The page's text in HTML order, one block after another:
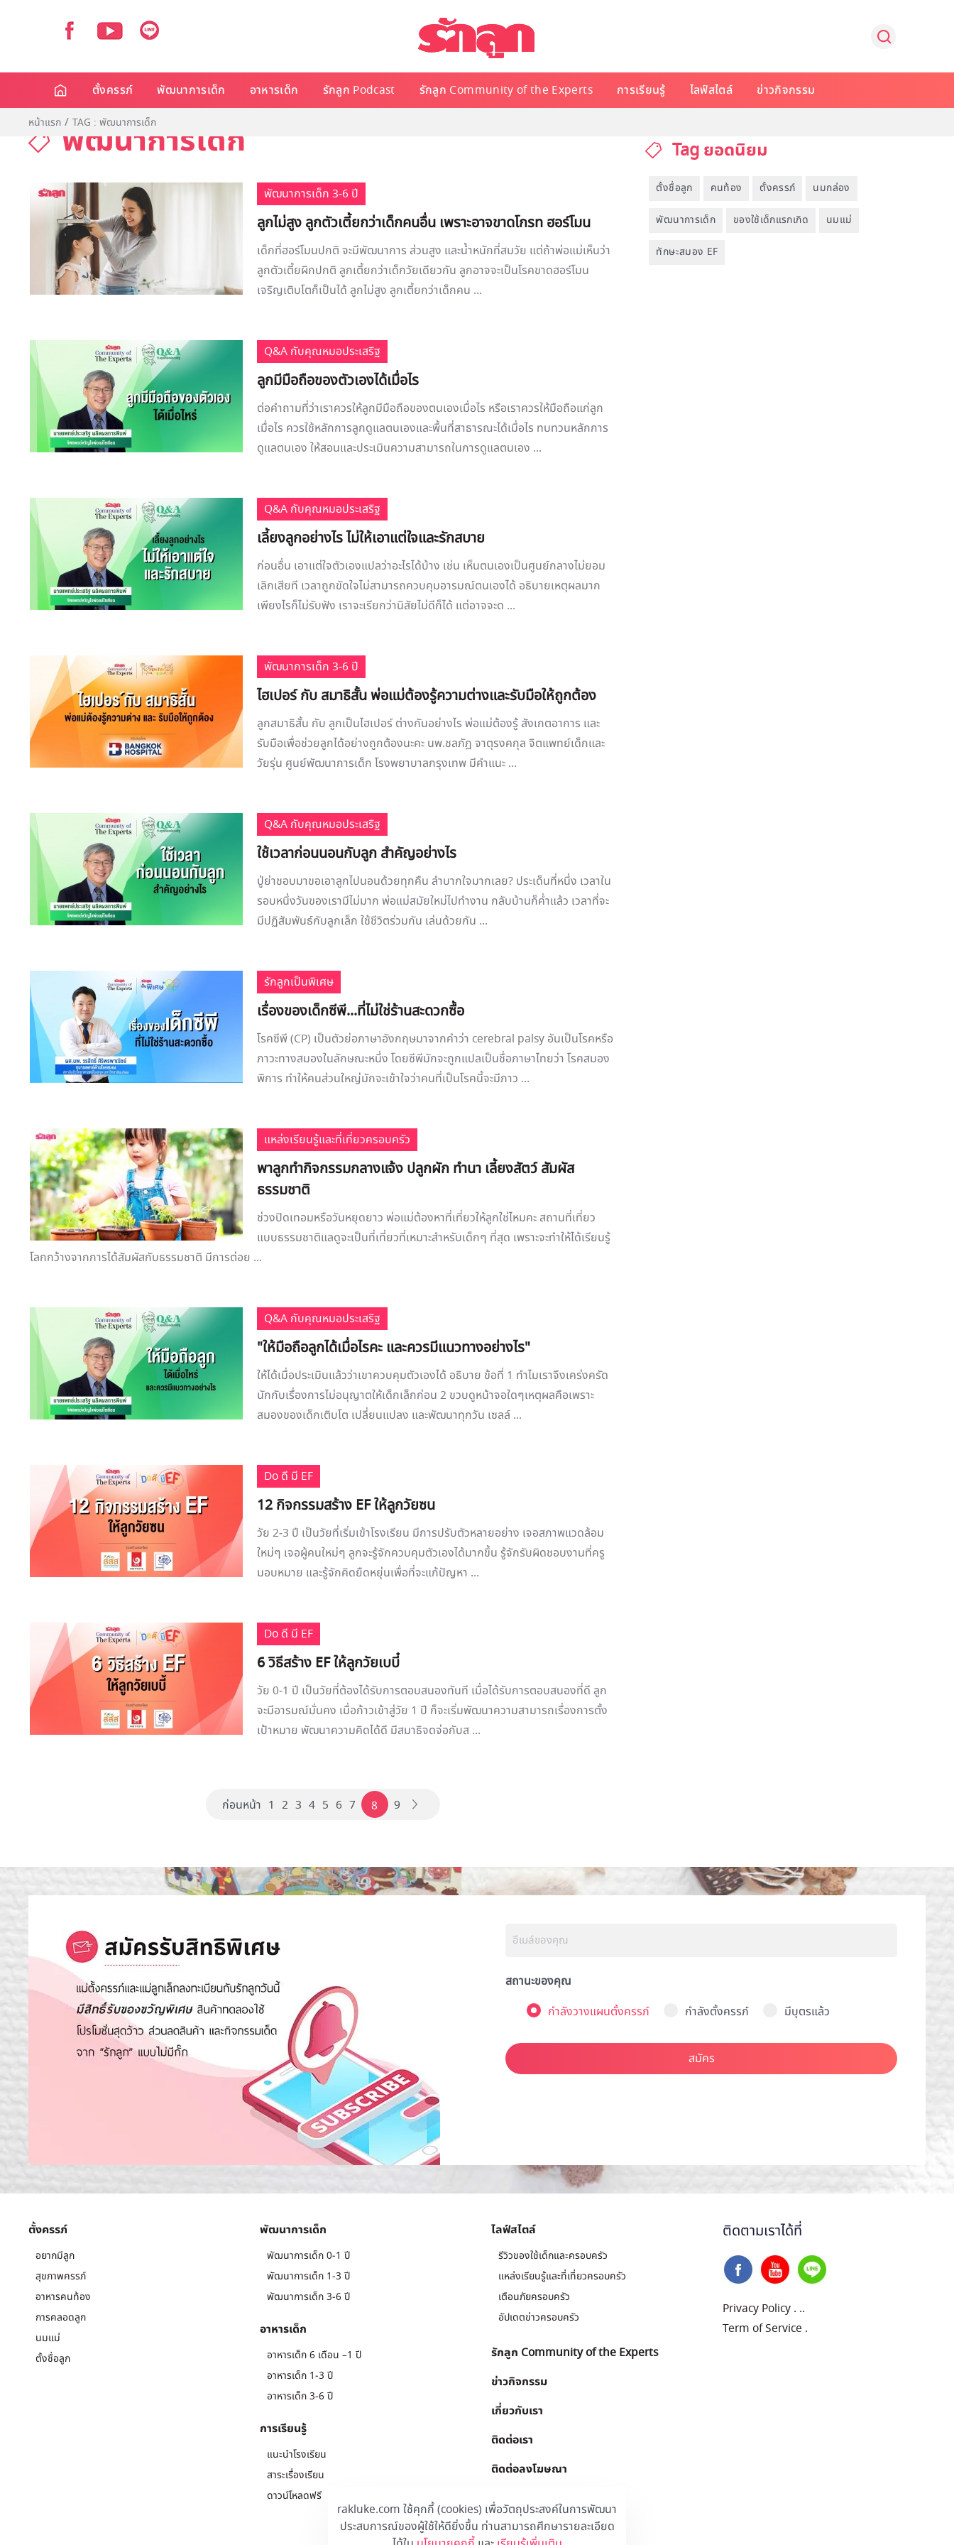
rakluke.com ใช้คุกกี้ (cookies) เพื่อวัตถุประสงค์ในการพัฒนา
ประสบการณ์ของผู้ใช้ให้ดียิ่งขึ้น ท่านสามารถศึกษารายละเอียด
ตั้งครรภ์ พัฒนาการเด็ก อาหารเด็ก รักลูก Podcast รักลูก Community of the Experts การเรียนรู้ ไลฟ์สไตล์ ข่าวกิจกรรม
หน้าแรก TAG : พัฒนาการเด็ก
พัฒนาการเด็ก
พัฒนาการเด็ก 3-6 ปี
ลูกไม่สูง ลูกตัวเตี้ยกว่าเด็กคนอื่น เพราะอาจขาดโกรท ฮอร์โมน
เด็กที่ฮอร์โมนปกติ จะมีพัฒนาการ ส่วนสูง และน้ำหนักที่สมวัย แต่ถ้าพ่อแม่เห็นว่า
ลูกตัวเตี้ยผิกปกติ ลูกเตี้ยกว่าเด็กวัยเดียวกัน ลูกอาจจะเป็นโรคขาดฮอร์โมน
เจริญเติบโตก็เป็นได้ ลูกไม่สูง ลูกเตี้ยกว่าเด็กคน ...
Q&A กับคุณหมอประเสริฐ
ลูกมีมือถือของตัวเองได้เมื่อไร
ต่อคำถามที่ว่าเราควรให้ลูกมีมือถือของตนเองเมื่อไร หรือเราควรให้มือถือแก่ลูก
เมื่อไร ควรใช้หลักการลูกดูแลตนเองและพื้นที่สาธารณะได้เมื่อไร ทบทวนหลักการ
ดูแลตนเอง ให้สอนและประเมินความสามารถในการดูแลตนเอง ...
Q&A กับคุณหมอประเสริฐ
เลี้ยงลูกอย่างไร ไม่ให้เอาแต่ใจและรักสบาย
ก่อนอื่น เอาแต่ใจตัวเองแปลว่าอะไรได้บ้าง เช่น เห็นตนเองเป็นศูนย์กลางไม่ยอม
เลิกเสียที เวลาถูกขัดใจไม่สามารถควบคุมอารมณ์ตนเองได้ อธิบายเหตุผลมาก
เพียงไรก็ไม่รับฟัง เราจะเรียกว่านิสัยไม่ดีก็ได้ แต่อาจจะด ...
พัฒนาการเด็ก 3-6 ปี
ไฮเปอร์ กับ สมาธิสั้น พ่อแม่ต้องรู้ความต่างและรับมือให้ถูกต้อง
ลูกสมาธิสั้น กับ ลูกเป็นไฮเปอร์ ต่างกันอย่างไร พ่อแม่ต้องรู้ สังเกตอาการ และ
รับมือเพื่อช่วยลูกได้อย่างถูกต้องนะคะ นพ.ชลภัฏ จาตุรงคกุล จิตแพทย์เด็กและ
วัยรุ่น ศูนย์พัฒนาการเด็ก โรงพยาบาลกรุงเทพ มีคำแนะ ...
Q&A กับคุณหมอประเสริฐ
ใช้เวลาก่อนนอนกับลูก สำคัญอย่างไร
ปู่ย่าชอบมาขอเอาลูกไปนอนด้วยทุกคืน ลำบากใจมากเลย? ประเด็นที่หนึ่ง เวลาใน
รอบหนึ่งวันของเรามีไม่มาก พ่อแม่สมัยใหม่ไปทำงาน กลับบ้านก็ค่ำแล้ว เวลาที่จะ
มีปฏิสัมพันธ์กับลูกเล็ก ใช้ชีวิตร่วมกัน เล่นด้วยกัน ...
รักลูกเป็นพิเศษ
เรื่องของเด็กซีพี...ที่ไม่ใช่ร้านสะดวกซื้อ
โรคซีพี (CP) เป็นตัวย่อภาษาอังกฤษมาจากคำว่า cerebral palsy อันเป็นโรคหรือ
ภาวะทางสมองในลักษณะหนึ่ง โดยซีพีมักจะถูกแปลเป็นชื่อภาษาไทยว่า โรคสมอง
พิการ ทำให้คนส่วนใหญ่มักจะเข้าใจว่าคนที่เป็นโรคนี้จะมีภาว ...
แหล่งเรียนรู้และที่เที่ยวครอบครัว
​พาลูกทำกิจกรรมกลางแจ้ง ปลูกผัก ทำนา เลี้ยงสัตว์ สัมผัส
ธรรมชาติ
ช่วงปิดเทอมหรือวันหยุดยาว พ่อแม่ต้องหาที่เที่ยวให้ลูกใช่ไหมคะ สถานที่เที่ยว
แบบธรรมชาติแลดูจะเป็นที่เที่ยวที่เหมาะสำหรับเด็กๆ ที่สุด เพราะจะทำให้ได้เรียนรู้
โลกกว้างจากการได้สัมผัสกับธรรมชาติ มีการต่อย ...
Q&A กับคุณหมอประเสริฐ
"ให้มือถือลูกได้เมื่อไรคะ และควรมีแนวทางอย่างไร"
ให้ได้เมื่อประเมินแล้วว่าเขาควบคุมตัวเองได้ อธิบาย ข้อที่ 1 ทำไมเราจึงเคร่งครัด
นักกับเรื่องการไม่อนุญาตให้เด็กเล็กก่อน 2 ขวบดูหน้าจอใดๆเหตุผลคือเพราะ
สมองของเด็กเติบโต เปลี่ยนแปลง และพัฒนาทุกวัน เซลล์ ...
Do ดี มี EF
12 กิจกรรมสร้าง EF ให้ลูกวัยซน
วัย 2-3 ปี เป็นวัยที่เริ่มเข้าโรงเรียน มีการปรับตัวหลายอย่าง เจอสภาพแวดล้อม
ใหม่ๆ เจอผู้คนใหม่ๆ ลูกจะรู้จักควบคุมตัวเองได้มากขึ้น รู้จักรับผิดชอบงานที่ครู
มอบหมาย และรู้จักคิดยืดหยุ่นเพื่อที่จะแก้ปัญหา ...
Do ดี มี EF
6 วิธีสร้าง EF ให้ลูกวัยเบบี๋
วัย 0-1 ปี เป็นวัยที่ต้องได้รับการตอบสนองทันที เมื่อได้รับการตอบสนองที่ดี ลูก
จะมีอารมณ์มั่นคง เมื่อก้าวเข้าสู่วัย 1 ปี ก็จะเริ่มพัฒนาความสามารถเรื่องการตั้ง
เป้าหมาย พัฒนาความคิดได้ดี มีสมาธิจดจ่อกับส ...
ก่อนหน้า 1 2 3 4 5 6 7 8 9
Tag ยอดนิยม
ตั้งชื่อลูก คนท้อง ตั้งครรภ์ นมกล่อง
พัฒนาการเด็ก ของใช้เด็กแรกเกิด นมแม่
ทักษะสมอง EF
สถานะของคุณ
กำลังวางแผนตั้งครรภ์
กำลังตั้งครรภ์ มีบุตรแล้ว
สมัคร
ตั้งครรภ์
อยากมีลูก
สุขภาพครรภ์
อาหารคนท้อง
การคลอดลูก
นมแม่
ตั้งชื่อลูก
พัฒนาการเด็ก
พัฒนาการเด็ก 0-1 ปี
พัฒนาการเด็ก 1-3 ปี
พัฒนาการเด็ก 3-6 ปี
อาหารเด็ก
อาหารเด็ก 6 เดือน –1 ปี
อาหารเด็ก 1-3 ปี
อาหารเด็ก 3-6 ปี
การเรียนรู้
แนะนำโรงเรียน
สาระเรื่องเรียน
ดาวน์โหลดฟรี
ไลฟ์สไตล์
รีวิวของใช้เด็กและครอบครัว
แหล่งเรียนรู้และที่เที่ยวครอบครัว
เตือนภัยครอบครัว
อัปเดตข่าวครอบครัว
รักลูก Community of the Experts
ข่าวกิจกรรม
เกี่ยวกับเรา
ติดต่อเรา
ติดต่อลงโฆษณา
ติดตามเราได้ที่
Privacy Policy . ..
Term of Service .